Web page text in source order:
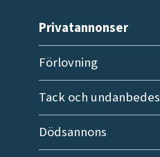
Privatannonser
Förlovning
Tack och undanbedes
Dödsannons